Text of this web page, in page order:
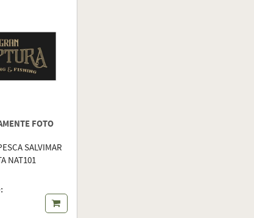
FOTO
SALVIMAR
NAT101